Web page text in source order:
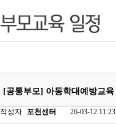
[공통부모] 아동학대예방교육
작성자 포천센터 26-03-12 11:23